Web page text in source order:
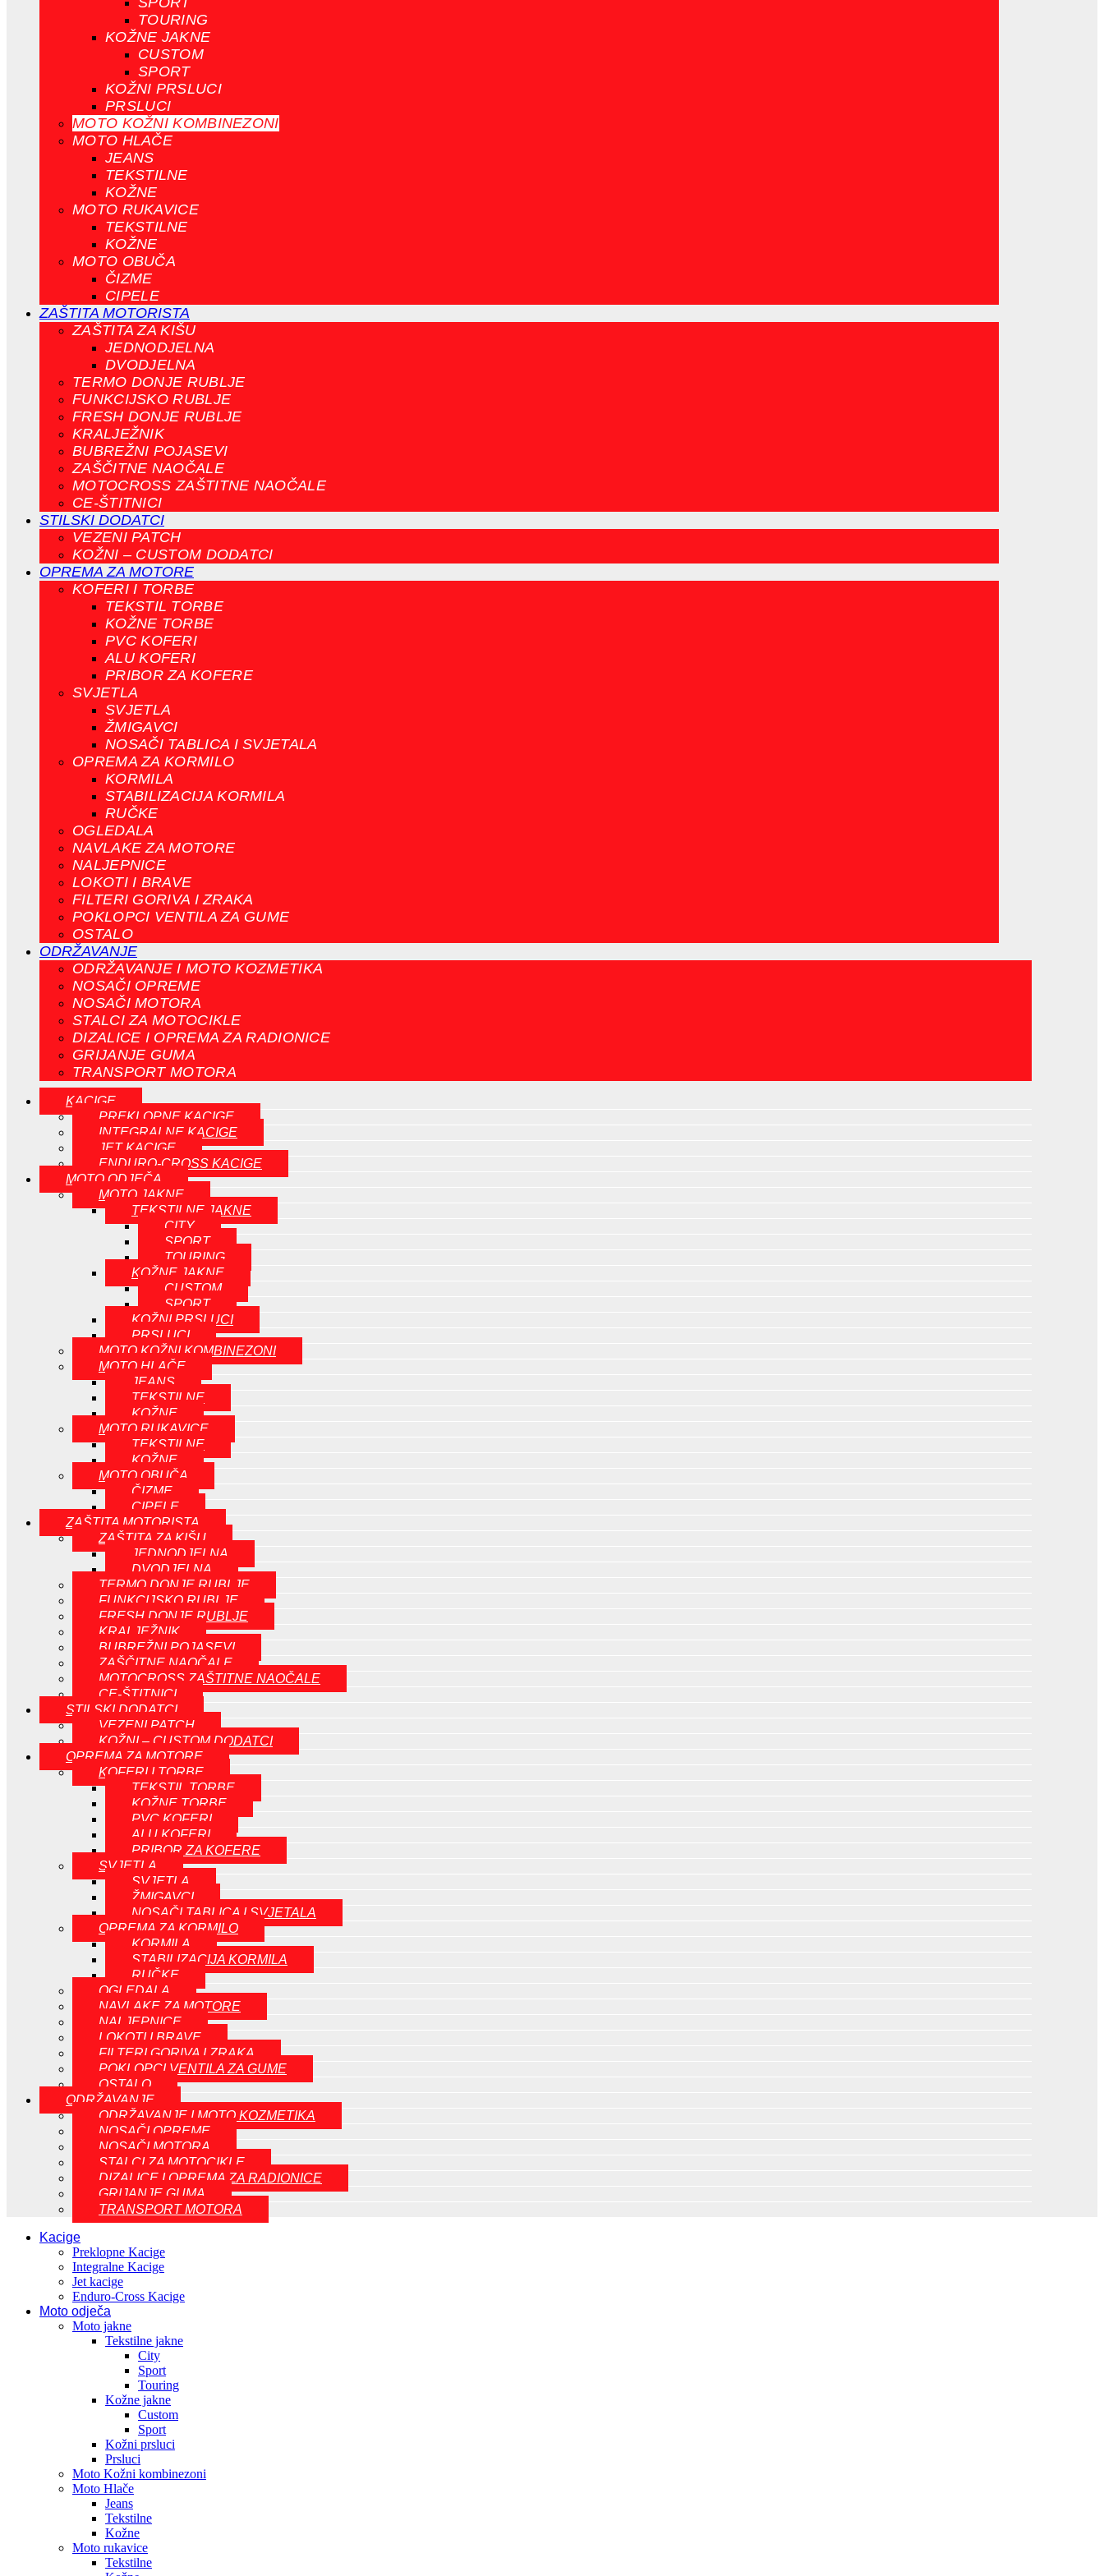
TOURING
KOŽNE JAKNE
CUSTOM
SPORT
KOŽNI PRSLUCI
PRSLUCI
MOTO KOŽNI KOMBINEZONI
MOTO HLAČE
JEANS
TEKSTILNE
KOŽNE
MOTO RUKAVICE
TEKSTILNE
KOŽNE
MOTO OBUČA
ČIZME
CIPELE
ZAŠTITA MOTORISTA
ZAŠTITA ZA KIŠU
JEDNODJELNA
DVODJELNA
TERMO DONJE RUBLJE
FUNKCIJSKO RUBLJE
FRESH DONJE RUBLJE
KRALJEŽNIK
BUBREŽNI POJASEVI
ZAŠČITNE NAOČALE
MOTOCROSS ZAŠTITNE NAOČALE
CE-ŠTITNICI
STILSKI DODATCI
VEZENI PATCH
KOŽNI – CUSTOM DODATCI
OPREMA ZA MOTORE
KOFERI I TORBE
TEKSTIL TORBE
KOŽNE TORBE
PVC KOFERI
ALU KOFERI
PRIBOR ZA KOFERE
SVJETLA
SVJETLA
ŽMIGAVCI
NOSAČI TABLICA I SVJETALA
OPREMA ZA KORMILO
KORMILA
STABILIZACIJA KORMILA
RUČKE
OGLEDALA
NAVLAKE ZA MOTORE
NALJEPNICE
LOKOTI I BRAVE
FILTERI GORIVA I ZRAKA
POKLOPCI VENTILA ZA GUME
OSTALO
ODRŽAVANJE
ODRŽAVANJE I MOTO KOZMETIKA
NOSAČI OPREME
NOSAČI MOTORA
STALCI ZA MOTOCIKLE
DIZALICE I OPREMA ZA RADIONICE
GRIJANJE GUMA
TRANSPORT MOTORA
KACIGE
PREKLOPNE KACIGE
INTEGRALNE KACIGE
JET KACIGE
ENDURO-CROSS KACIGE
MOTO ODJEČA
MOTO JAKNE
TEKSTILNE JAKNE
CITY
SPORT
TOURING
KOŽNE JAKNE
CUSTOM
SPORT
KOŽNI PRSLUCI
PRSLUCI
MOTO KOŽNI KOMBINEZONI
MOTO HLAČE
JEANS
TEKSTILNE
KOŽNE
MOTO RUKAVICE
TEKSTILNE
KOŽNE
MOTO OBUČA
ČIZME
CIPELE
ZAŠTITA MOTORISTA
ZAŠTITA ZA KIŠU
JEDNODJELNA
DVODJELNA
TERMO DONJE RUBLJE
FUNKCIJSKO RUBLJE
FRESH DONJE RUBLJE
KRALJEŽNIK
BUBREŽNI POJASEVI
ZAŠČITNE NAOČALE
MOTOCROSS ZAŠTITNE NAOČALE
CE-ŠTITNICI
STILSKI DODATCI
VEZENI PATCH
KOŽNI – CUSTOM DODATCI
OPREMA ZA MOTORE
KOFERI I TORBE
TEKSTIL TORBE
KOŽNE TORBE
PVC KOFERI
ALU KOFERI
PRIBOR ZA KOFERE
SVJETLA
SVJETLA
ŽMIGAVCI
NOSAČI TABLICA I SVJETALA
OPREMA ZA KORMILO
KORMILA
STABILIZACIJA KORMILA
RUČKE
OGLEDALA
NAVLAKE ZA MOTORE
NALJEPNICE
LOKOTI I BRAVE
FILTERI GORIVA I ZRAKA
POKLOPCI VENTILA ZA GUME
OSTALO
ODRŽAVANJE
ODRŽAVANJE I MOTO KOZMETIKA
NOSAČI OPREME
NOSAČI MOTORA
STALCI ZA MOTOCIKLE
DIZALICE I OPREMA ZA RADIONICE
GRIJANJE GUMA
TRANSPORT MOTORA
Kacige
Preklopne Kacige
Integralne Kacige
Jet kacige
Enduro-Cross Kacige
Moto odječa
Moto jakne
Tekstilne jakne
City
Sport
Touring
Kožne jakne
Custom
Sport
Kožni prsluci
Prsluci
Moto Kožni kombinezoni
Moto Hlače
Jeans
Tekstilne
Kožne
Moto rukavice
Tekstilne